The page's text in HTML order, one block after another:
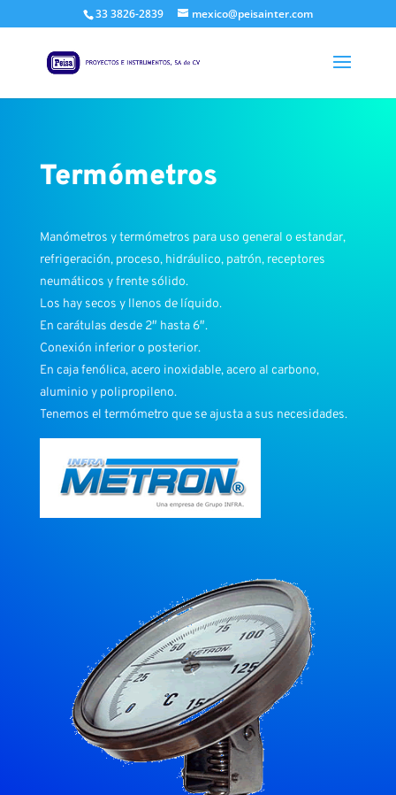
33 3826-2839 mexico@peisainter.com
Termómetros
Manómetros y termómetros para uso general o estandar,
refrigeración, proceso, hidráulico, patrón, receptores
neumáticos y frente sólido.
Los hay secos y llenos de líquido.
En carátulas desde 2″ hasta 6″.
Conexión inferior o posterior.
En caja fenólica, acero inoxidable, acero al carbono,
aluminio y polipropileno.
Tenemos el termómetro que se ajusta a sus necesidades.